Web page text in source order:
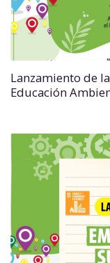
Lanzamiento de
Educación